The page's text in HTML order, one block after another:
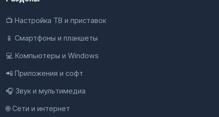
📺 Настройка ТВ и приставок
📱 Смартфоны и планшеты
💻 Компьютеры и Windows
📲 Приложения и софт
🎧 Звук и мультимедиа
🌐 Сети и интернет